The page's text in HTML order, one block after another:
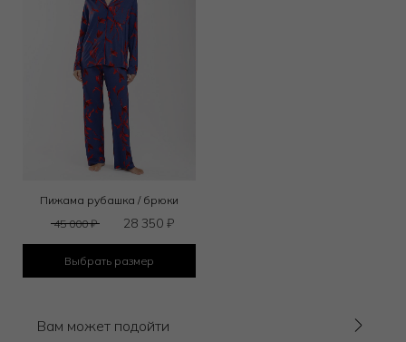
Пижама рубашка / брюки
45 000₽ 28 350₽
Выбрать размер
Вам может подойти